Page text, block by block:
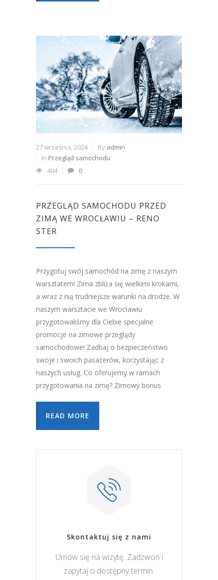
27 września, 2024 By admin
In Przegląd samochodu
404
0
PRZEGLĄD SAMOCHODU PRZED
ZIMĄ WE WROCŁAWIU – RENO
STER
Przygotuj swój samochód na zimę z naszym
warsztatem! Zima zbliża się wielkimi krokami,
a wraz z nią trudniejsze warunki na drodze. W
naszym warsztacie we Wrocławiu
przygotowaliśmy dla Ciebie specjalne
promocje na zimowe przeglądy
samochodowe! Zadbaj o bezpieczeństwo
swoje i swoich pasażerów, korzystając z
naszych usług. Co oferujemy w ramach
przygotowania na zimę? Zimowy bonus
READ MORE
Skontaktuj się z nami
Umów się na wizytę. Zadzwoń i
zapytaj o dostępny termin.